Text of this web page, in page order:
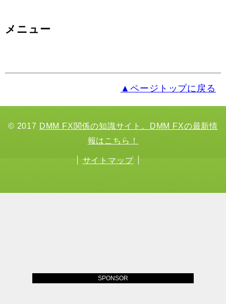
メニュー
▲ページトップに戻る
© 2017 DMM FX関係の知識サイト。DMM FXの最新情
報はこちら！
サイトマップ
SPONSOR